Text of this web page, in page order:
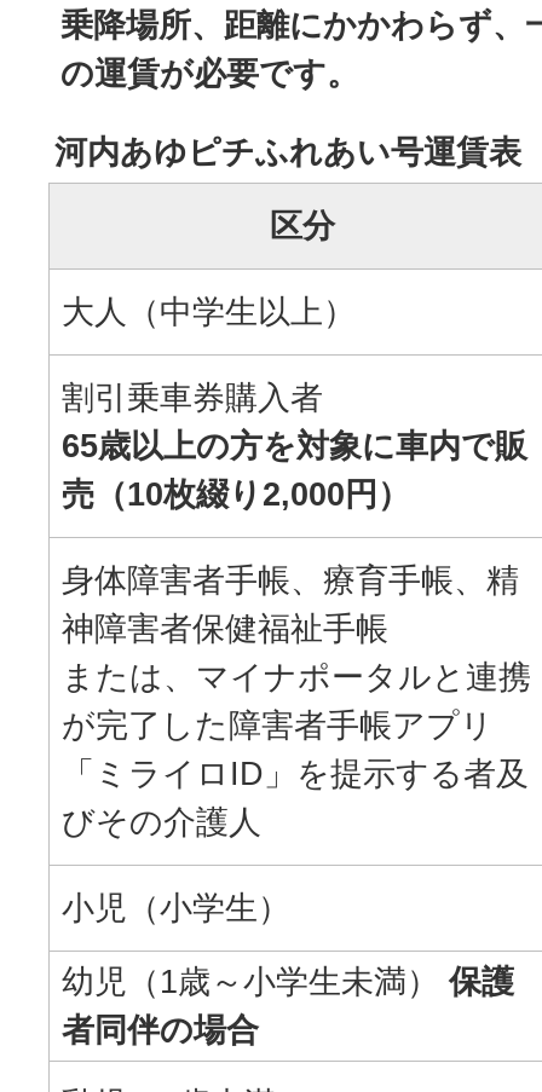
乗降場所、距離にかかわらず、
の運賃が必要です。
河内あゆピチふれあい号運賃表
区分
大人（中学生以上）
割引乗車券購入者
65歳以上の方を対象に車内で販
売（10枚綴り2,000円）
身体障害者手帳、療育手帳、精
神障害者保健福祉手帳
または、マイナポータルと連携
が完了した障害者手帳アプリ
「ミライロID」を提示する者及
びその介護人
小児（小学生）
幼児（1歳～小学生未満）保護
者同伴の場合